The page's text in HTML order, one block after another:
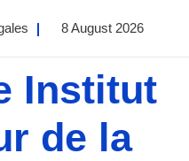
8 August 2026
Institut
de la